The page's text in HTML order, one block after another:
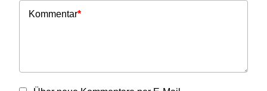
Kommentar*